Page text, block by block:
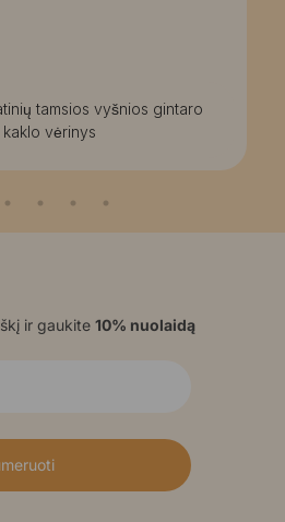
tamsios vyšnios gintaro
vėrinys
ir gaukite 10% nuolaidą